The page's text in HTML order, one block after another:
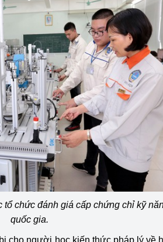
tin Thị trường Nông Lâm Thủy sản
triển nguồn nhân lực
triển bền vững
kiểm định
Tổ chức kiểm định
động thuộc thẩm
Bộ Công Thương
Tổ chức được cấp
động kiểm định thiết
làm việc ở môi
hiểm khí, bụi nổ
Cơ sở sản xuất, sửa
hóa ngành Công Thương
cấu ngành Công Thương
lý thị trường
quả
học, công nghệ và đổi mới sáng
tổ chức đánh giá cấp chứng chỉ kỹ
quốc gia.
cho người học kiến thức pháp lý về